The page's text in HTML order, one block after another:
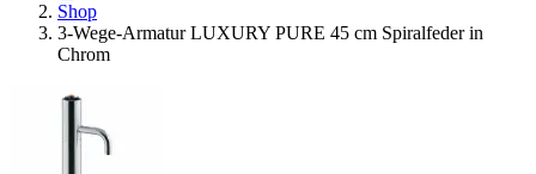
Shop
3-Wege-Armatur LUXURY PURE 45 cm Spiralfeder in
Chrom